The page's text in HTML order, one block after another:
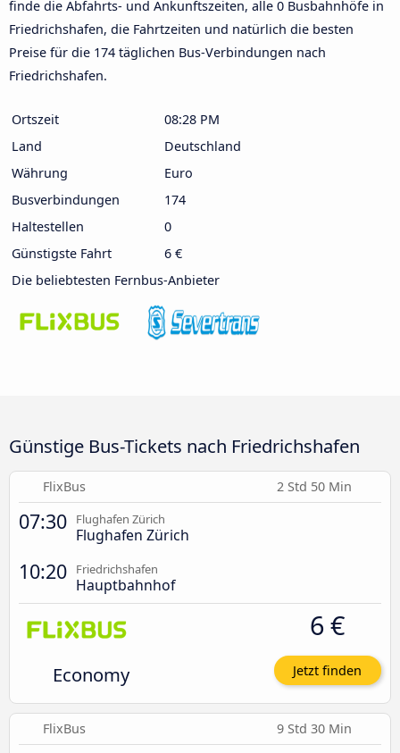
finde die Abfahrts- und Ankunftszeiten, alle 0 Busbahnhöfe in
Friedrichshafen, die Fahrtzeiten und natürlich die besten
Preise für die 174 täglichen Bus-Verbindungen nach
Friedrichshafen.
Ortszeit
08:28 PM
Land
Deutschland
Währung
Euro
Busverbindungen
174
Haltestellen
0
Günstigste Fahrt
6 €
Die beliebtesten Fernbus-Anbieter
Günstige Bus-Tickets nach Friedrichshafen
FlixBus 2 Std 50 Min
07:30 Flughafen Zürich
Flughafen Zürich
10:20 Friedrichshafen
Hauptbahnhof
Economy
6 €
Jetzt finden
FlixBus 9 Std 30 Min